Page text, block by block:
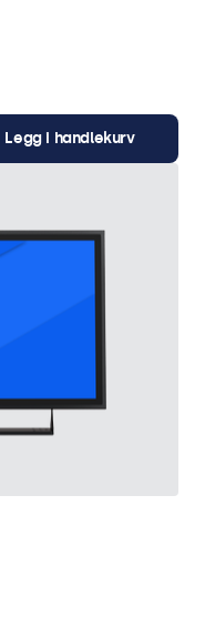
Legg i handlekurv